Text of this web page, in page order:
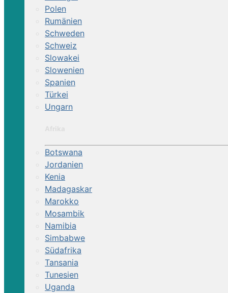
Polen
Rumänien
Schweden
Schweiz
Slowakei
Slowenien
Spanien
Türkei
Ungarn
Botswana
Jordanien
Kenia
Madagaskar
Marokko
Mosambik
Namibia
Simbabwe
Südafrika
Tansania
Tunesien
Uganda